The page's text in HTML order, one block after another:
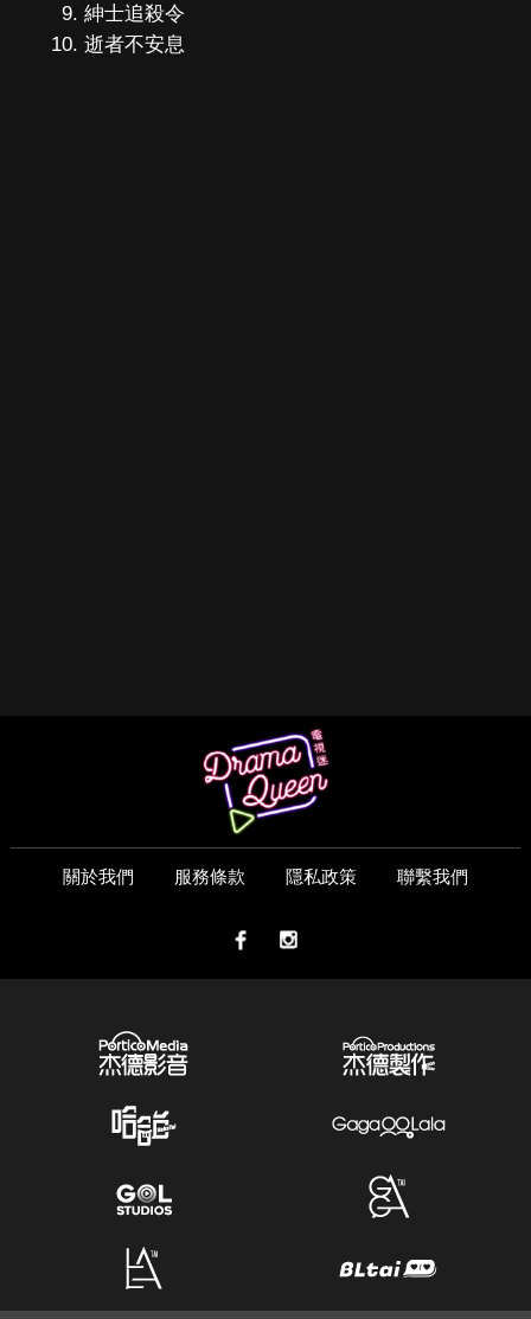
紳士追殺令
逝者不安息
關於我們 服務條款 隱私政策 聯繫我們